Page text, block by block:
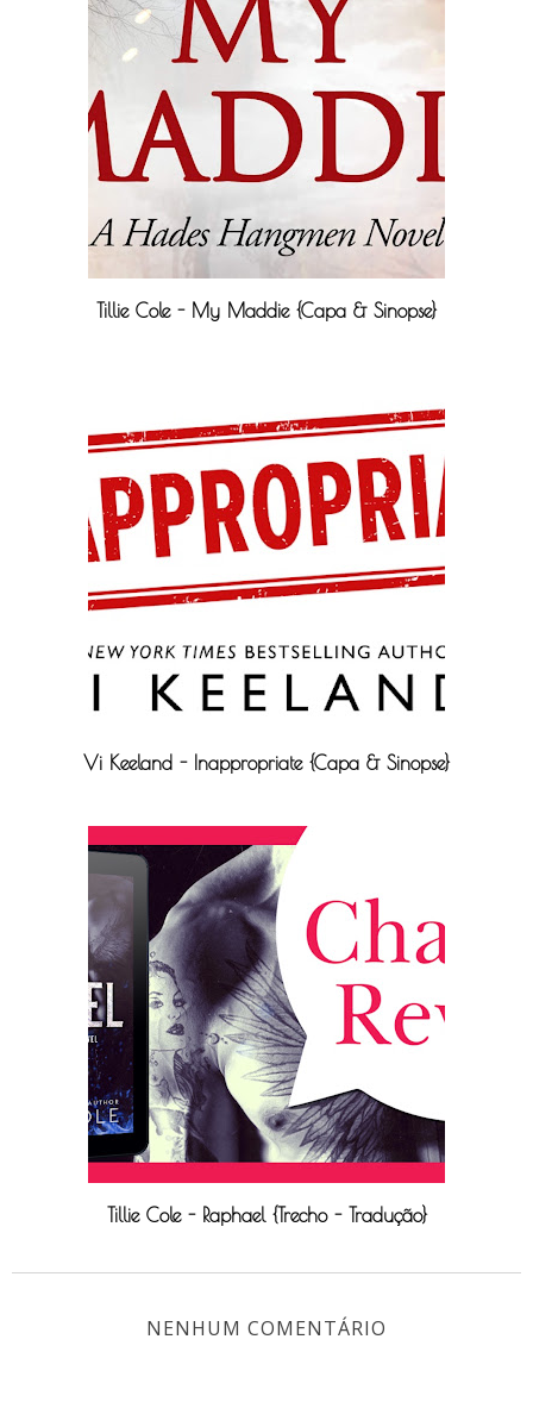
Tillie Cole - My Maddie {Capa & Sinopse}
Vi Keeland - Inappropriate {Capa & Sinopse}
Tillie Cole - Raphael {Trecho - Tradução}
NENHUM COMENTÁRIO